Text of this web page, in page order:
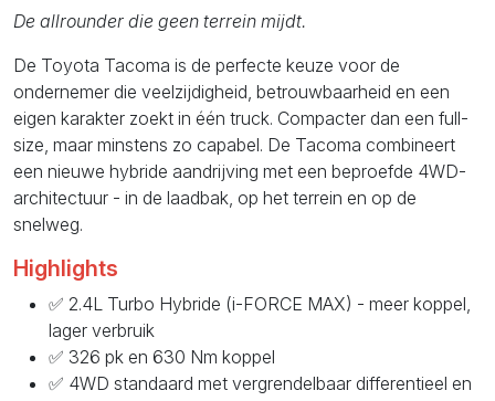
De allrounder die geen terrein mijdt.
De Toyota Tacoma is de perfecte keuze voor de
ondernemer die veelzijdigheid, betrouwbaarheid en een
eigen karakter zoekt in één truck. Compacter dan een full-
size, maar minstens zo capabel. De Tacoma combineert
een nieuwe hybride aandrijving met een beproefde 4WD-
architectuur - in de laadbak, op het terrein en op de
snelweg.
Highlights
✅ 2.4L Turbo Hybride (i-FORCE MAX) - meer koppel,
lager verbruik
✅ 326 pk en 630 Nm koppel
✅ 4WD standaard met vergrendelbaar differentieel en